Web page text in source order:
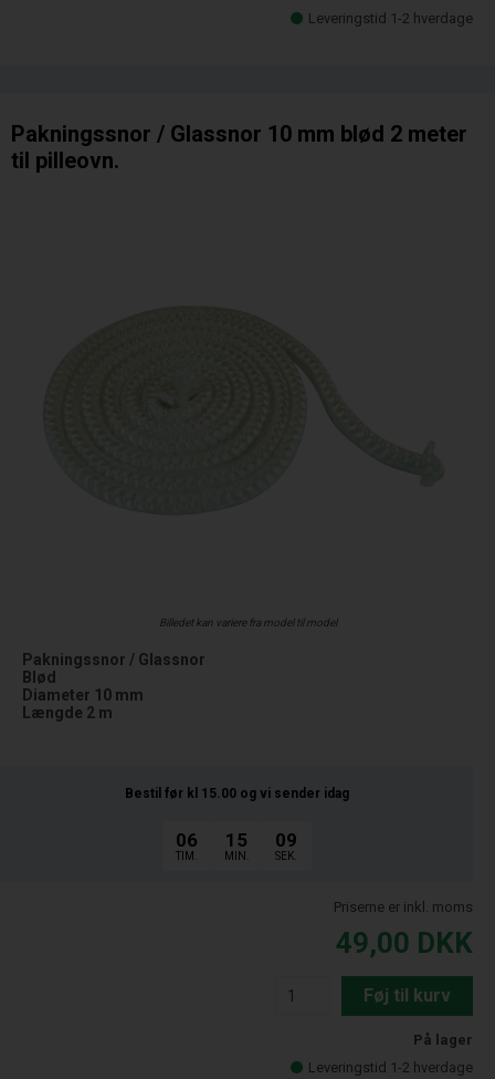
Leveringstid 1-2 hverdage
Pakningssnor / Glassnor 10 mm blød 2 meter
til pilleovn.
Billedet kan variere fra model til model
Pakningssnor / Glassnor
Blød
Diameter 10 mm
Længde 2 m
Bestil før kl 15.00 og vi sender idag
06
TIM.
15
MIN.
08
SEK.
Priserne er inkl. moms
49,00 DKK
Føj til kurv
På lager
Leveringstid 1-2 hverdage